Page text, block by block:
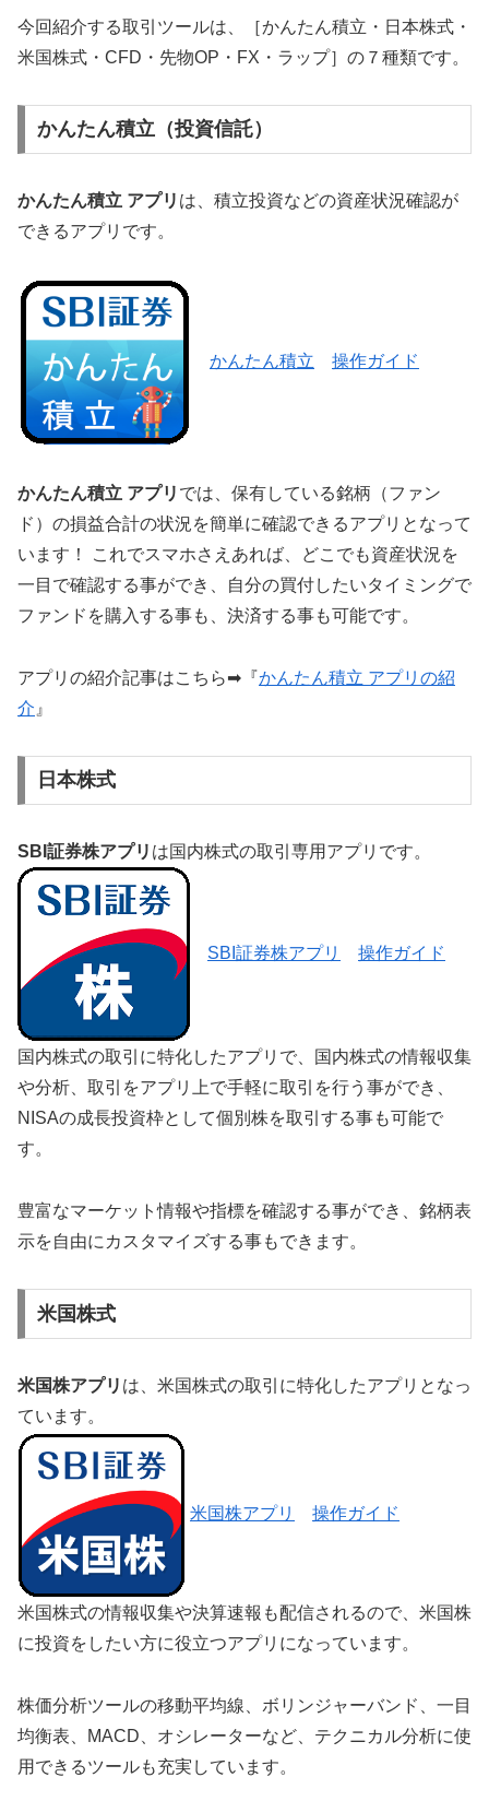
今回紹介する取引ツールは、［かんたん積立・日本株式・
米国株式・CFD・先物OP・FX・ラップ］の７種類です。
かんたん積立（投資信託）
かんたん積立 アプリ は、積立投資などの資産状況確認が
できるアプリです。
かんたん積立 操作ガイド
かんたん積立 アプリ では、保有している銘柄（ファン
ド）の損益合計の状況を簡単に確認できるアプリとなって
います！ これでスマホさえあれば、どこでも資産状況を
一目で確認する事ができ、自分の買付したいタイミングで
ファンドを購入する事も、決済する事も可能です。
アプリの紹介記事はこちら➡『かんたん積立 アプリの紹
介 』
日本株式
SBI証券株アプリ は国内株式の取引専用アプリです。
SBI証券株アプリ 操作ガイド
国内株式の取引に特化したアプリで、国内株式の情報収集
や分析、取引をアプリ上で手軽に取引を行う事ができ、
NISAの成長投資枠として個別株を取引する事も可能で
す。
豊富なマーケット情報や指標を確認する事ができ、銘柄表
示を自由にカスタマイズする事もできます。
米国株式
米国株アプリ は、米国株式の取引に特化したアプリとなっ
ています。
米国株アプリ 操作ガイド
米国株式の情報収集や決算速報も配信されるので、米国株
に投資をしたい方に役立つアプリになっています。
株価分析ツールの移動平均線、ボリンジャーバンド、一目
均衡表、MACD、オシレーターなど、 テクニカル分析に使
用できるツールも充実しています。